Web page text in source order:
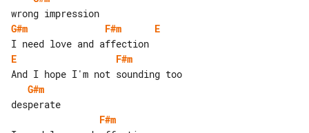
G#m
F#m
E
E
F#m
G#m
F#m